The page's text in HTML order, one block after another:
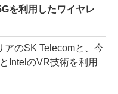
を利用したワイヤレ
のSK Telecomと、今
IntelのVR技術を利用